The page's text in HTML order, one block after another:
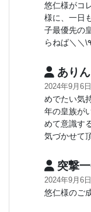
悠仁様がコ
様に、一日
子最優先の
あり
2024年9月6日
めでたい気
年の皇族が
めて意識す
気づかせて
突撃
2024年9月6日
悠仁様のご